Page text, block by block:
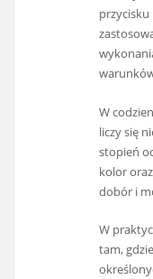
przycisku
W
liczy się
stopień
kolor
dobór i
W
tam,